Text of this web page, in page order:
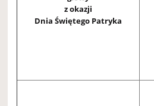
z okazji
Dnia Świętego Patryka